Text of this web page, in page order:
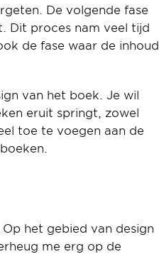
De volgende fase
Dit proces nam veel tijd
de fase waar de inhoud
van het boek. Je wil
eruit springt, zowel
toe te voegen aan de
het gebied van design
me erg op de